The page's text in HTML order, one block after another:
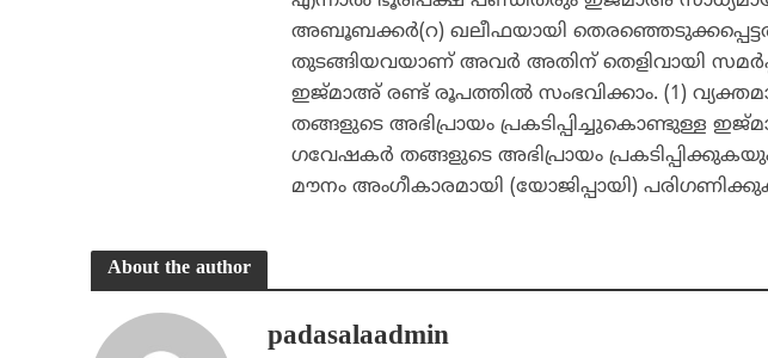
അബൂബക്കര്‍(റ) ഖലീഫയായി
തുടങ്ങിയവയാണ് അവര്‍ അതിന് തെളിവായി
ഇജ്മാഅ് രണ്ട് രൂപത്തില്‍ സംഭവിക്കാം. (1)
തങ്ങളുടെ അഭിപ്രായം പ്രകടിപ്പിച്ചുകൊണ്ടുള്ള
ഗവേഷകര്‍ തങ്ങളുടെ അഭിപ്രായം
മൗനം അംഗീകാരമായി (യോജിപ്പായി)
About the author
padasalaadmin